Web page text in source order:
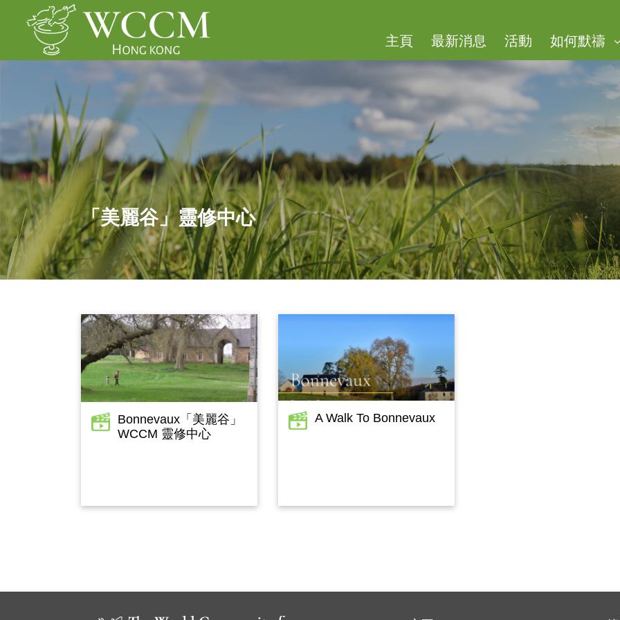
主頁 ​最新消息 活動 如何默禱
「美麗谷」靈修中心
Bonnevaux「美麗谷」
WCCM 靈修中心
A Walk To Bonnevaux